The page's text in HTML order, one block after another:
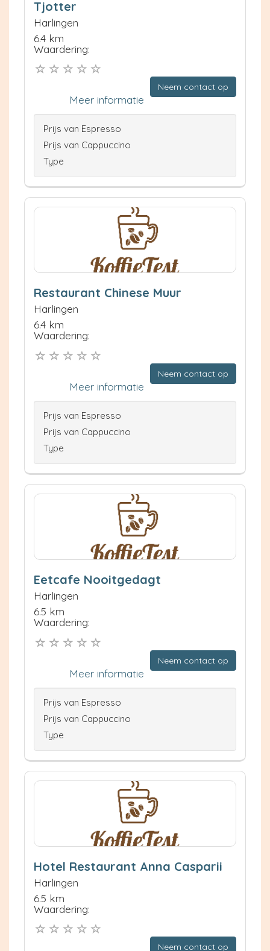
Tjotter
Harlingen
6.4 km
Waardering:
Neem contact op
Meer informatie
Prijs van Espresso
Prijs van Cappuccino
Type
Restaurant Chinese Muur
Harlingen
6.4 km
Waardering:
Neem contact op
Meer informatie
Prijs van Espresso
Prijs van Cappuccino
Type
Eetcafe Nooitgedagt
Harlingen
6.5 km
Waardering:
Neem contact op
Meer informatie
Prijs van Espresso
Prijs van Cappuccino
Type
Hotel Restaurant Anna Casparii
Harlingen
6.5 km
Waardering:
Neem contact op